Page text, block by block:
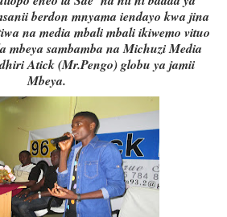
berdon mnyama iendayo kwa jina
na media mbali mbali ikiwemo vituo
mbeya sambamba na Michuzi Media
Atick (Mr.Pengo) globu ya jamii
Mbeya.